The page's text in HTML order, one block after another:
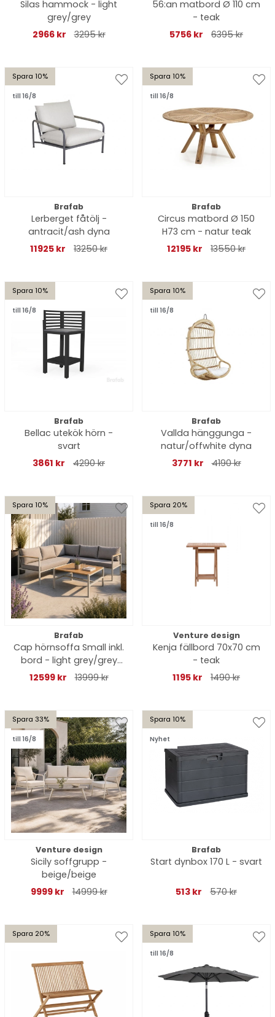
Silas hammock - light
grey/grey
2966 kr
3295 kr
56:an matbord Ø 110 cm
- teak
5756 kr
6395 kr
Spara 10%
till 16/8
Brafab
Lerberget fåtölj -
antracit/ash dyna
11925 kr
13250 kr
Spara 10%
till 16/8
Brafab
Circus matbord Ø 150
H73 cm - natur teak
12195 kr
13550 kr
Spara 10%
till 16/8
Brafab
Bellac utekök hörn -
svart
3861 kr
4290 kr
Spara 10%
till 16/8
Brafab
Vallda hänggunga -
natur/offwhite dyna
3771 kr
4190 kr
Spara 10%
Brafab
Cap hörnsoffa Small inkl.
bord - light grey/grey
dyna
12599 kr 13999 kr
Spara 20%
till 16/8
Venture design
Kenja fällbord 70x70 cm
- teak
1195 kr
1490 kr
Spara 33%
till 16/8
Venture design
Sicily soffgrupp -
beige/beige
9999 kr
14999 kr
Spara 10%
Nyhet
Brafab
Start dynbox 170 L - svart
513 kr 570 kr
Spara 20% Spara 10%
till 16/8